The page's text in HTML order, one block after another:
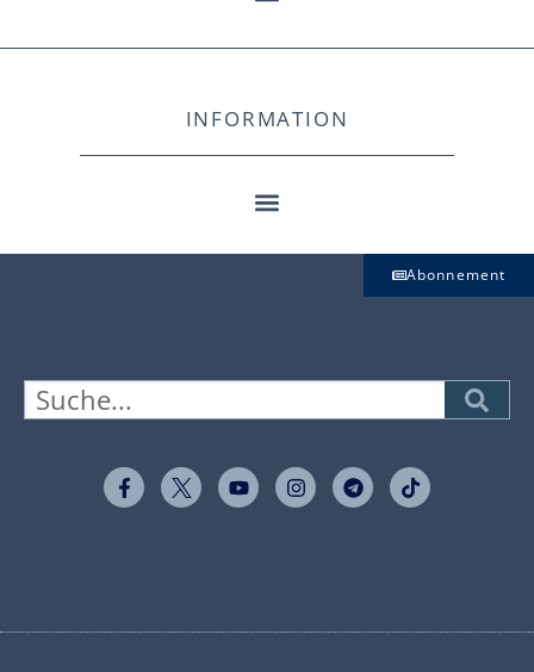
INFORMATION
Abonnement